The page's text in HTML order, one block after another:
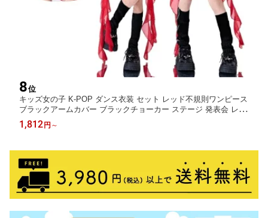
8位
キッズ女の子 K-POP ダンス衣装 セット レッド不規則ワンピース
ブラックアームカバー ブラックチョーカー ステージ 発表会 レッ
スン イベント 舞台衣装 おしゃれ かっこいい 可愛い 団体用 コン
テスト パフォーマンス
1,812 円 ～